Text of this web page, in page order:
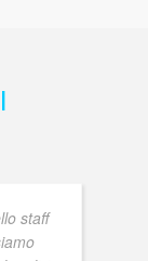
staff